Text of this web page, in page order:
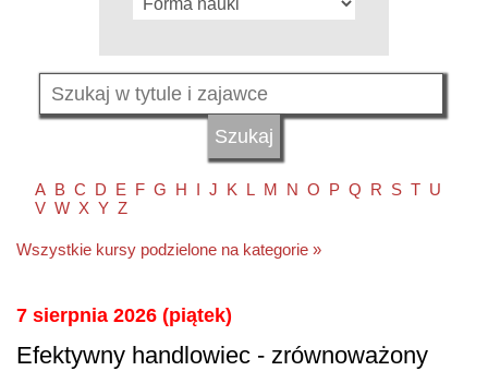
A B C D E F G H I J K L M N O P Q R S T U
V W X Y Z
Wszystkie kursy podzielone na kategorie »
7 sierpnia 2026 (piątek)
Efektywny handlowiec - zrównoważony